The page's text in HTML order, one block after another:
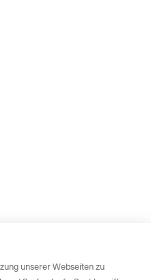
unserer Webseiten zu